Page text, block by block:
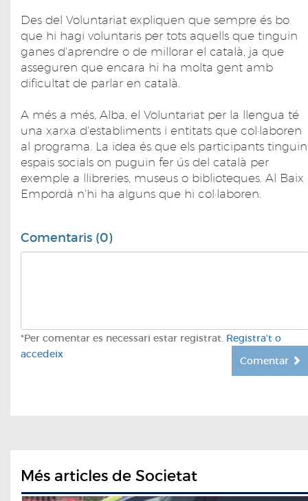
Des del Voluntariat expliquen que sempre és bo
que hi hagi voluntaris per tots aquells que tinguin
ganes d'aprendre o de millorar el català, ja que
asseguren que encara hi ha molta gent amb
dificultat de parlar en català.
A més a més, Alba, el Voluntariat per la llengua té
una xarxa d'establiments i entitats que col·laboren
al programa. La idea és que els participants tinguin
espais socials on puguin fer ús del català per
exemple a llibreries, museus o biblioteques. Al Baix
Empordà n'hi ha alguns que hi col·laboren.
Comentaris (0)
*Per comentar es necessari estar registrat. Registra't o
accedeix
Comentar
Més articles de Societat